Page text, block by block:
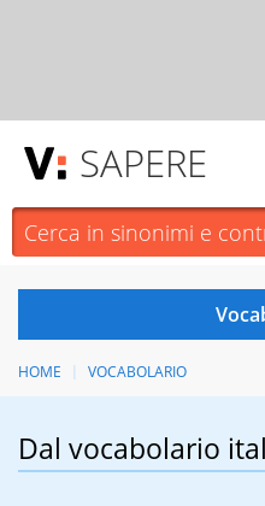
SAPERE
HOME VOCABOLARIO
Dal vocabolario